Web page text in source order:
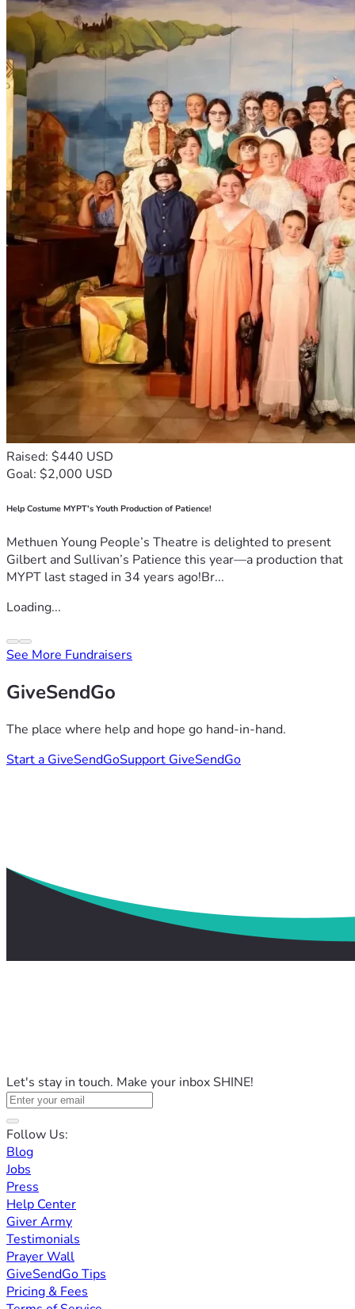
Raised: $440 USD
Goal: $2,000 USD
Help Costume MYPT's Youth Production of Patience!
Methuen Young People’s Theatre is delighted to present
Gilbert and Sullivan’s Patience this year—a production that
MYPT last staged in 34 years ago!Br...
Loading...
See More Fundraisers
GiveSendGo
The place where help and hope go hand-in-hand.
Start a GiveSendGoSupport GiveSendGo
Let's stay in touch. Make your inbox SHINE!
Follow Us:
Blog
Jobs
Press
Help Center
Giver Army
Testimonials
Prayer Wall
GiveSendGo Tips
Pricing & Fees